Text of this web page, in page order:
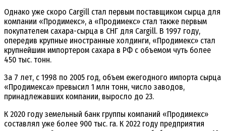
Однако уже скоро Cargill стал первым поставщиком сырца для
компании «Продимекс», а «Продимекс» стал также первым
покупателем сахара-сырца в СНГ для Cargill. В 1997 году,
опередив крупные иностранные холдинги, «Продимекс» стал
крупнейшим импортером сахара в РФ с объемом чуть более
450 тыс. тонн.
За 7 лет, с 1998 по 2005 год, объем ежегодного импорта сырца
«Продимекса» превысил 1 млн тонн, число заводов,
принадлежавших компании, выросло до 23.
К 2020 году земельный банк группы компаний «Продимекс»
составлял уже более 900 тыс. га. К 2022 году предприятия